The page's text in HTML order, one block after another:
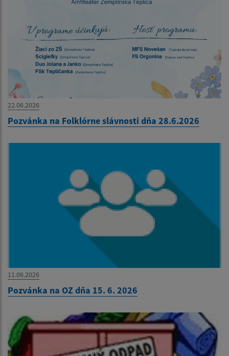
22.06.2026
Pozvánka na Folklórne slávnosti dňa 28.6.2026
11.06.2026
Pozvánka na OZ dňa 15. 6. 2026